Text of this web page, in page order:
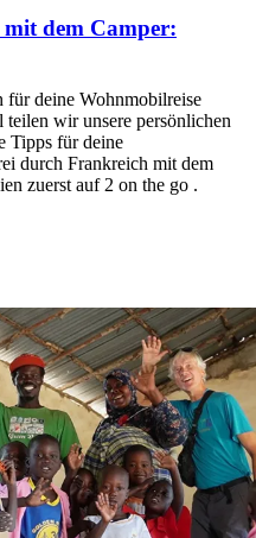
dem Camper:
für deine Wohnmobilreise
wir unsere persönlichen
Tipps für deine
durch Frankreich mit dem
zuerst auf 2 on the go .